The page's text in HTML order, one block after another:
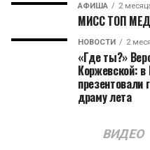
АФИША 2
МИСС ТОП
НОВОСТИ 2
«Где ты?»
Коржевской:
презентовали
драму лета
ВИДЕО